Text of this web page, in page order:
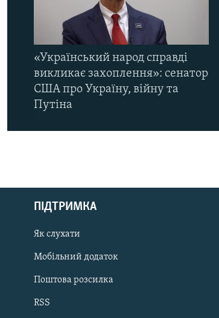
РУС
ДОЛУЧАЙСЯ!
«Український народ справді
викликає захоплення»: сенатор
США про Україну, війну та
Путіна
ПІДТРИМКА
Як слухати
Мобільний додаток
Поштова розсилка
RSS